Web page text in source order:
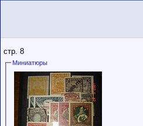
стр. 8
Миниатюры